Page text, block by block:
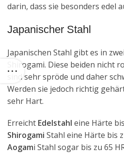
darin, dass sie besonders edel
Japanischer Stahl
Japanischen Stahl gibt es in
Shirogami. Diese beiden nicht
sind sehr spröde und daher
Werden sie jedoch richtig
sehr Hart.
Erreicht Edelstahl eine Härte
Shirogami Stahl eine Härte bis
Aogami Stahl sogar bis zu 65